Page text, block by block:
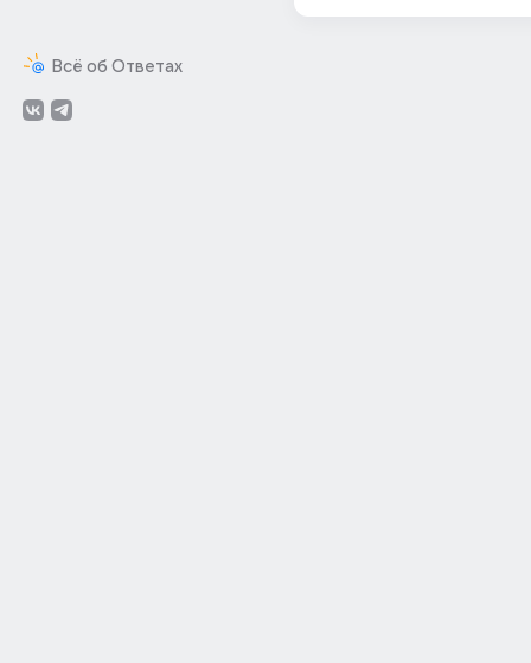
Всё об Ответах